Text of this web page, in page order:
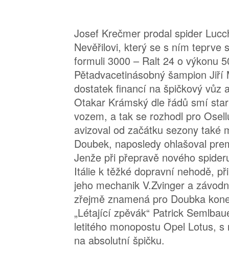
Josef Krečmer prodal spider
Nevěřilovi, který se s ním teprve
formuli 3000 – Ralt 24 o výkonu
Pětadvacetinásobný šampion Jiří
dostatek financí na špičkový vůz
Otakar Krámský dle řádů smí
vozem, a tak se rozhodl pro
avizoval od začátku sezony také
Doubek, naposledy ohlašoval
Jenže při přepravě nového
Itálie k těžké dopravní nehodě,
jeho mechanik V.Zvinger a
zřejmě znamená pro Doubka
„Létající zpěvák“ Patrick
letitého monopostu Opel Lotus,
na absolutní špičku.